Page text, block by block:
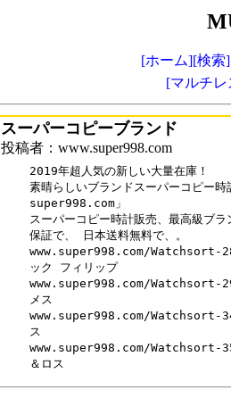
[ホーム][検索]
[マルチ
スーパーコピーブランド
投稿者：www.super998.com
2019年超人気の新しい大量在庫！
素晴らしいブランドスーパーコピー
super998.com」
スーパーコピー時計販売、最高級ブ
保証で、 日本送料無料で、。
www.super998.com/Watchsort-
ック フィリップ
www.super998.com/Watchsort-
メス
www.super998.com/Watchsort-
ス
www.super998.com/Watchsort-
＆ロス